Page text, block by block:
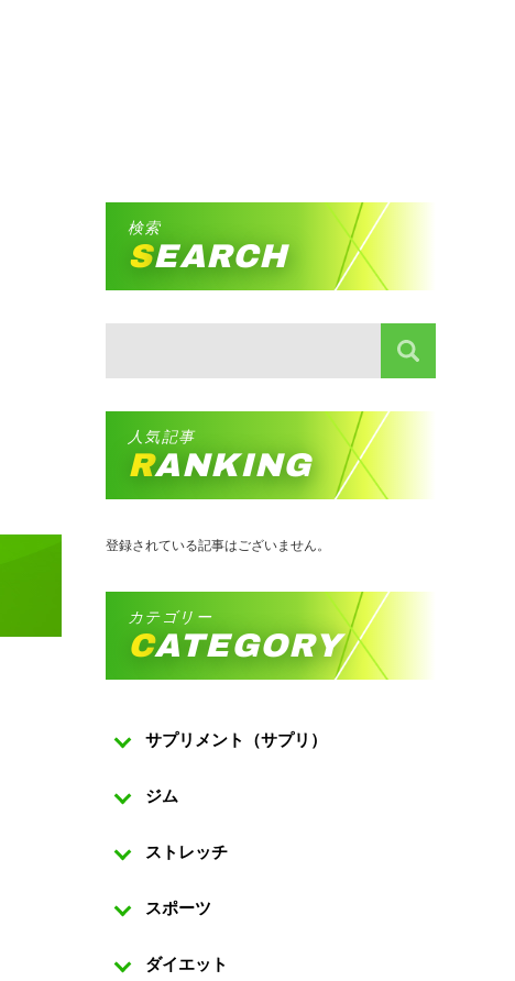
検索
SEARCH
人気記事
RANKING
登録されている記事はございません。
カテゴリー
CATEGORY
サプリメント（サプリ）
ジム
ストレッチ
スポーツ
ダイエット